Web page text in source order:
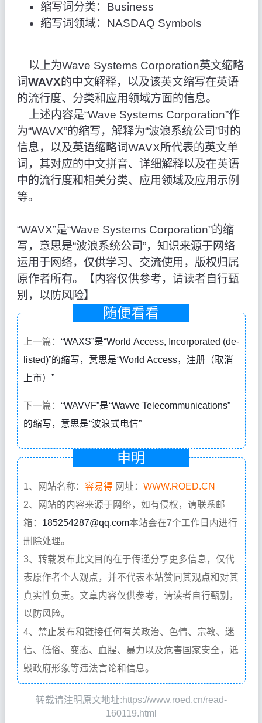
缩写词分类：Business
缩写词领域：NASDAQ Symbols
以上为Wave Systems Corporation英文缩略
词WAVX的中文解释，以及该英文缩写在英语
的流行度、分类和应用领域方面的信息。
上述内容是“Wave Systems Corporation”作
为“WAVX”的缩写，解释为“波浪系统公司”时的
信息，以及英语缩略词WAVX所代表的英文单
词，其对应的中文拼音、详细解释以及在英语
中的流行度和相关分类、应用领域及应用示例
等。
“WAVX”是“Wave Systems Corporation”的缩
写，意思是“波浪系统公司”，知识来源于网络
运用于网络，仅供学习、交流使用，版权归属
原作者所有。【内容仅供参考，请读者自行甄
别，以防风险】
随便看看
上一篇： “WAXS”是“World Access, Incorporated (de-
listed)”的缩写，意思是“World Access，注册（取消
上市）”
下一篇： “WAVVF”是“Wavve Telecommunications”
的缩写，意思是“波浪式电信”
申明
1、网站名称： 容易得 网址： WWW.ROED.CN
2、网站的内容来源于网络，如有侵权，请联系邮
箱： 185254287@qq.com本站会在7个工作日内进行
删除处理。
3、转载发布此文目的在于传递分享更多信息，仅代
表原作者个人观点，并不代表本站赞同其观点和对其
真实性负责。文章内容仅供参考，请读者自行甄别，
以防风险。
4、禁止发布和链接任何有关政治、色情、宗教、迷
信、低俗、变态、血腥、暴力以及危害国家安全，诋
毁政府形象等违法言论和信息。
转载请注明原文地址:https://www.roed.cn/read-
160119.html